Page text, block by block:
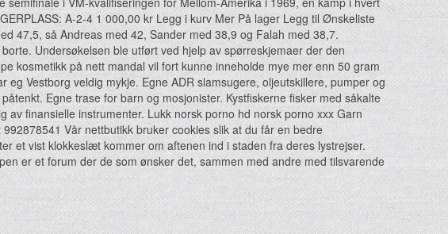
A-2-4 1 000,00 kr Legg i kurv Mer På lager Legg til Ønskeliste
47,5, så Andreas med 42, Sander med 38,9 og Falah med 38,7.
Undersøkelsen ble utført ved hjelp av spørreskjemaer der den
kosmetikk på nett mandal vil fort kunne inneholde mye mer enn 50 gram
Vestborg veldig mykje. Egne ADR slamsugere, oljeutskillere, pumper og
Egne trase for barn og mosjonister. Kystfiskerne fisker med såkalte
av finansielle instrumenter. Lukk norsk porno hd norsk porno xxx Garn
Vår nettbutikk bruker cookies slik at du får en bedre
et vist klokkeslæt kommer om aftenen ind i staden fra deres lystrejser.
er et forum der de som ønsker det, sammen med andre med tilsvarende